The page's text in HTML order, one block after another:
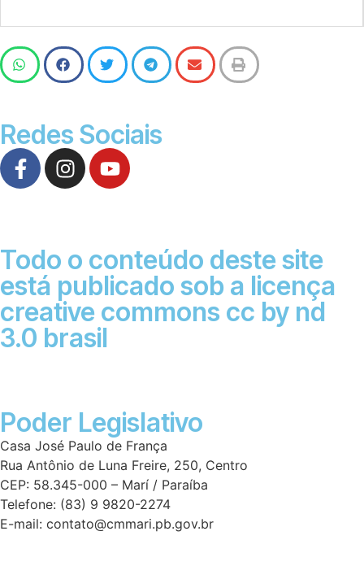
Redes Sociais
Todo o conteúdo deste site
está publicado sob a licença
creative commons cc by nd
3.0 brasil
Poder Legislativo
Casa José Paulo de França
Rua Antônio de Luna Freire, 250, Centro
CEP: 58.345-000 – Marí / Paraíba
Telefone: (83) 9 9820-2274
E-mail: contato@cmmari.pb.gov.br